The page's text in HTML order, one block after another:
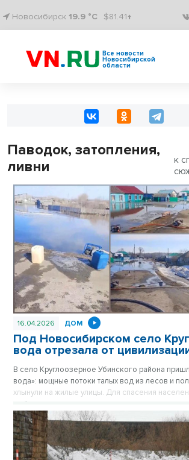
Новосибирск 19.9 °C $81.41↑
Все новости
Новосибирской
области
Паводок, затопления,
ливни
к
16.04.2026 ДОМ
Под Новосибирском село
вода отрезала от
В село Круглоозерное Убинского района
вода»: мощные потоки талых вод из лесов и
хлынули на жилые улицы. Для спасения
мобилизованы силы всего муниципального
задействована спецтехника и десятки мощных